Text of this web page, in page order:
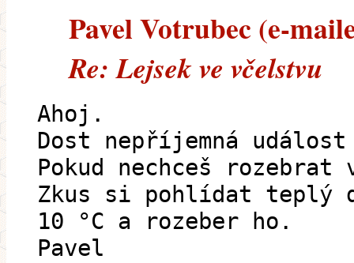
Pavel Votrubec (e-
Re: Lejsek ve včelstvu
Ahoj.
Dost nepříjemná
Pokud nechceš
Zkus si pohlídat teplý
10 °C a rozeber ho.
Pavel